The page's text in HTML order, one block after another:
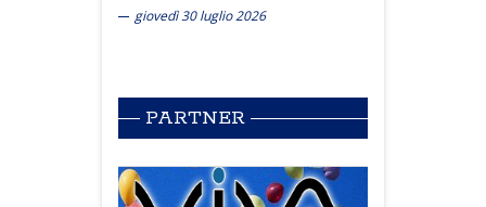
giovedì 30 luglio 2026
PARTNER